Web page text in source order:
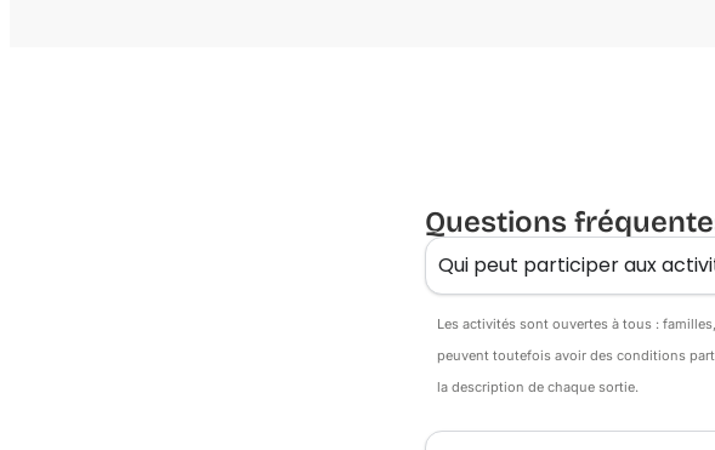
Questions
Qui peut participer aux
Les activités sont ouvertes à tous :
peuvent toutefois avoir des conditions
la description de chaque sortie.